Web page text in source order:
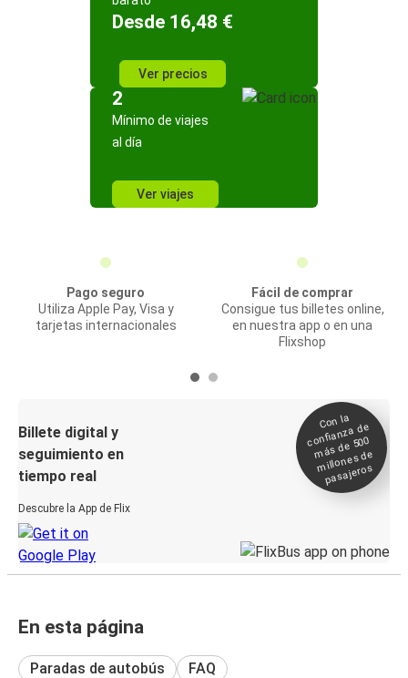
Desde 16,48 €
Ver precios
2
Mínimo de viajes
al día
Ver viajes
Pago seguro
Utiliza Apple Pay, Visa y
tarjetas internacionales
Fácil de comprar
Consigue tus billetes online,
en nuestra app o en una
Flixshop
Billete digital y
seguimiento en
tiempo real
Descubre la App de Flix
Con la
confianza de
más de 500
millones de
pasajeros
En esta página
Paradas de autobús FAQ